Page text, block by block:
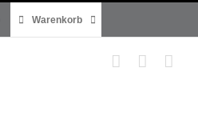
Warenkorb